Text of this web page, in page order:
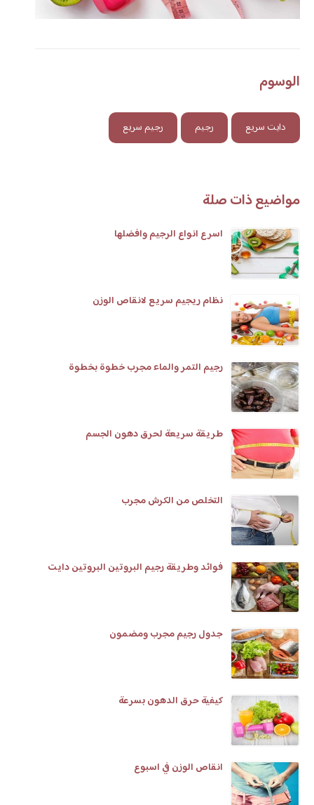
الوسوم
دايت سريع رجيم رجيم سريع
مواضيع ذات صلة
اسرع انواع الرجيم وافضلها
نظام ريجيم سريع لانقاص الوزن
رجيم التمر والماء مجرب خطوة بخطوة
طريقة سريعة لحرق دهون الجسم
التخلص من الكرش مجرب
فوائد وطريقة رجيم البروتين البروتين دايت
جدول رجيم مجرب ومضمون
كيفية حرق الدهون بسرعة
انقاص الوزن في اسبوع